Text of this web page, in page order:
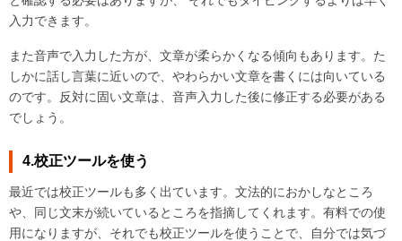
入力できます。
また音声で入力した方が、文章が柔らかくなる傾向もあります。た
しかに話し言葉に近いので、やわらかい文章を書くには向いている
のです。反対に固い文章は、音声入力した後に修正する必要がある
でしょう。
4.校正ツールを使う
最近では校正ツールも多く出ています。文法的におかしなところ
や、同じ文末が続いているところを指摘してくれます。有料での使
用になりますが、それでも校正ツールを使うことで、自分では気づ